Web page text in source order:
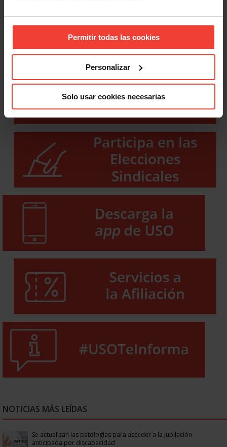
Permitir todas las cookies
Personalizar
Solo usar cookies necesarias
NOTICIAS MÁS LEÍDAS
Se actualizan las patologías para acceder a la jubilación
anticipada por discapacidad